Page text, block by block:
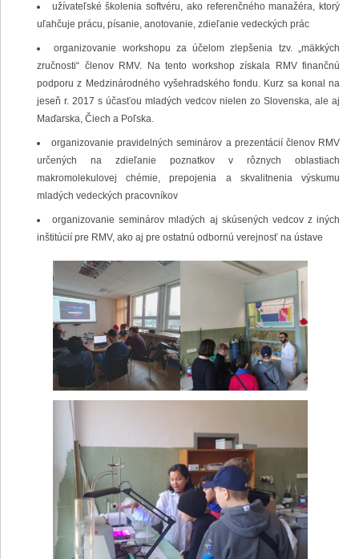
užívateľské školenia softvéru, ako referenčného manažéra, ktorý
uľahčuje prácu, písanie, anotovanie, zdieľanie vedeckých prác
organizovanie workshopu za účelom zlepšenia tzv. „mäkkých
zručnosti“ členov RMV. Na tento workshop získala RMV finančnú
podporu z Medzinárodného vyšehradského fondu. Kurz sa konal na
jeseň r. 2017 s účasťou mladých vedcov nielen zo Slovenska, ale aj
Maďarska, Čiech a Poľska.
organizovanie pravidelných seminárov a prezentácií členov RMV
určených na zdieľanie poznatkov v rôznych oblastiach
makromolekulovej chémie, prepojenia a skvalitnenia výskumu
mladých vedeckých pracovníkov
organizovanie seminárov mladých aj skúsených vedcov z iných
inštitúcií pre RMV, ako aj pre ostatnú odbornú verejnosť na ústave